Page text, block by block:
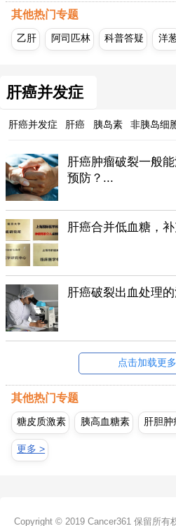
其他热门专题
乙肝 阿司匹林 科普答疑 洋
肝癌并发症
肝癌并发症 肝癌 胰岛素 非胰岛细
肝癌肿瘤破裂一般
预防？...
肝癌合并低血糖，
肝癌破裂出血处理
点击加载更
其他热门专题
糖皮质激素 胰高血糖素 肝胆肿
更多 >
Copyright © 2019 Cancer361 保留所有